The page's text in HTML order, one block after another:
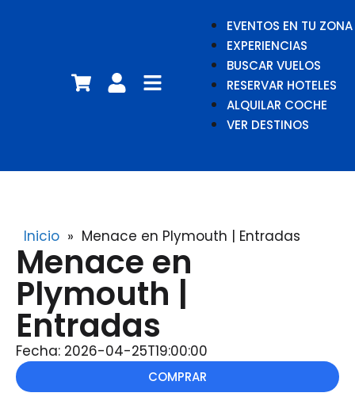
EVENTOS EN TU ZONA
EXPERIENCIAS
BUSCAR VUELOS
RESERVAR HOTELES
ALQUILAR COCHE
VER DESTINOS
Inicio » Menace en Plymouth | Entradas
Menace en
Plymouth |
Entradas
Fecha: 2026-04-25T19:00:00
COMPRAR